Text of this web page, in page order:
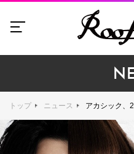
トップ ニュース アカシック、2024年第3弾リ